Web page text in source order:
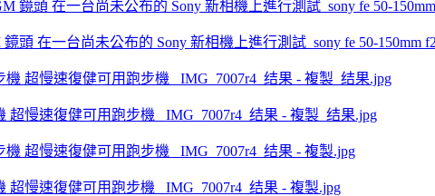
頭 在一台尚未公布的 Sony 新相機上進行測試_sony fe 50-150mm
慢速復健可用跑步機 _IMG_7007r4_结果 - 複製_结果.jpg
超慢速復健可用跑步機 _IMG_7007r4_结果 - 複製.jpg